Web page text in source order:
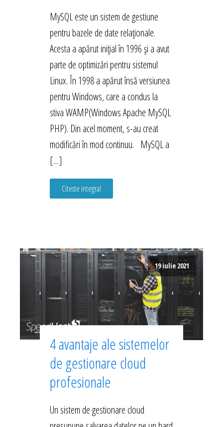
MySQL este un sistem de gestiune
pentru bazele de date relaționale.
Acesta a apărut inițial în 1996 și a avut
parte de optimizări pentru sistemul
Linux. În 1998 a apărut însă versiunea
pentru Windows, care a condus la
stiva WAMP(Windows Apache MySQL
PHP). Din acel moment, s-au creat
modificări în mod continuu. MySQL a
[…]
Citeste integral
19 iulie 2021
4 avantaje ale sistemelor
de gestionare cloud
profesionale
Un sistem de gestionare cloud